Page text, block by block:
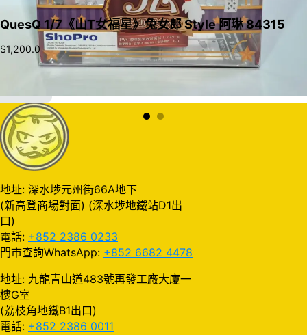
QuesQ 1/7《山T女福星》兔女郎 Style 阿琳 84315
$1,200.0
地址: 深水埗元州街66A地下
(新高登商場對面) (深水埗地鐵站D1出
口)
電話: +852 2386 0233
門市查詢WhatsApp: +852 6682 4478
地址: 九龍青山道483號再發工廠大廈一
樓G室
(荔枝角地鐵B1出口)
電話: +852 2386 0011